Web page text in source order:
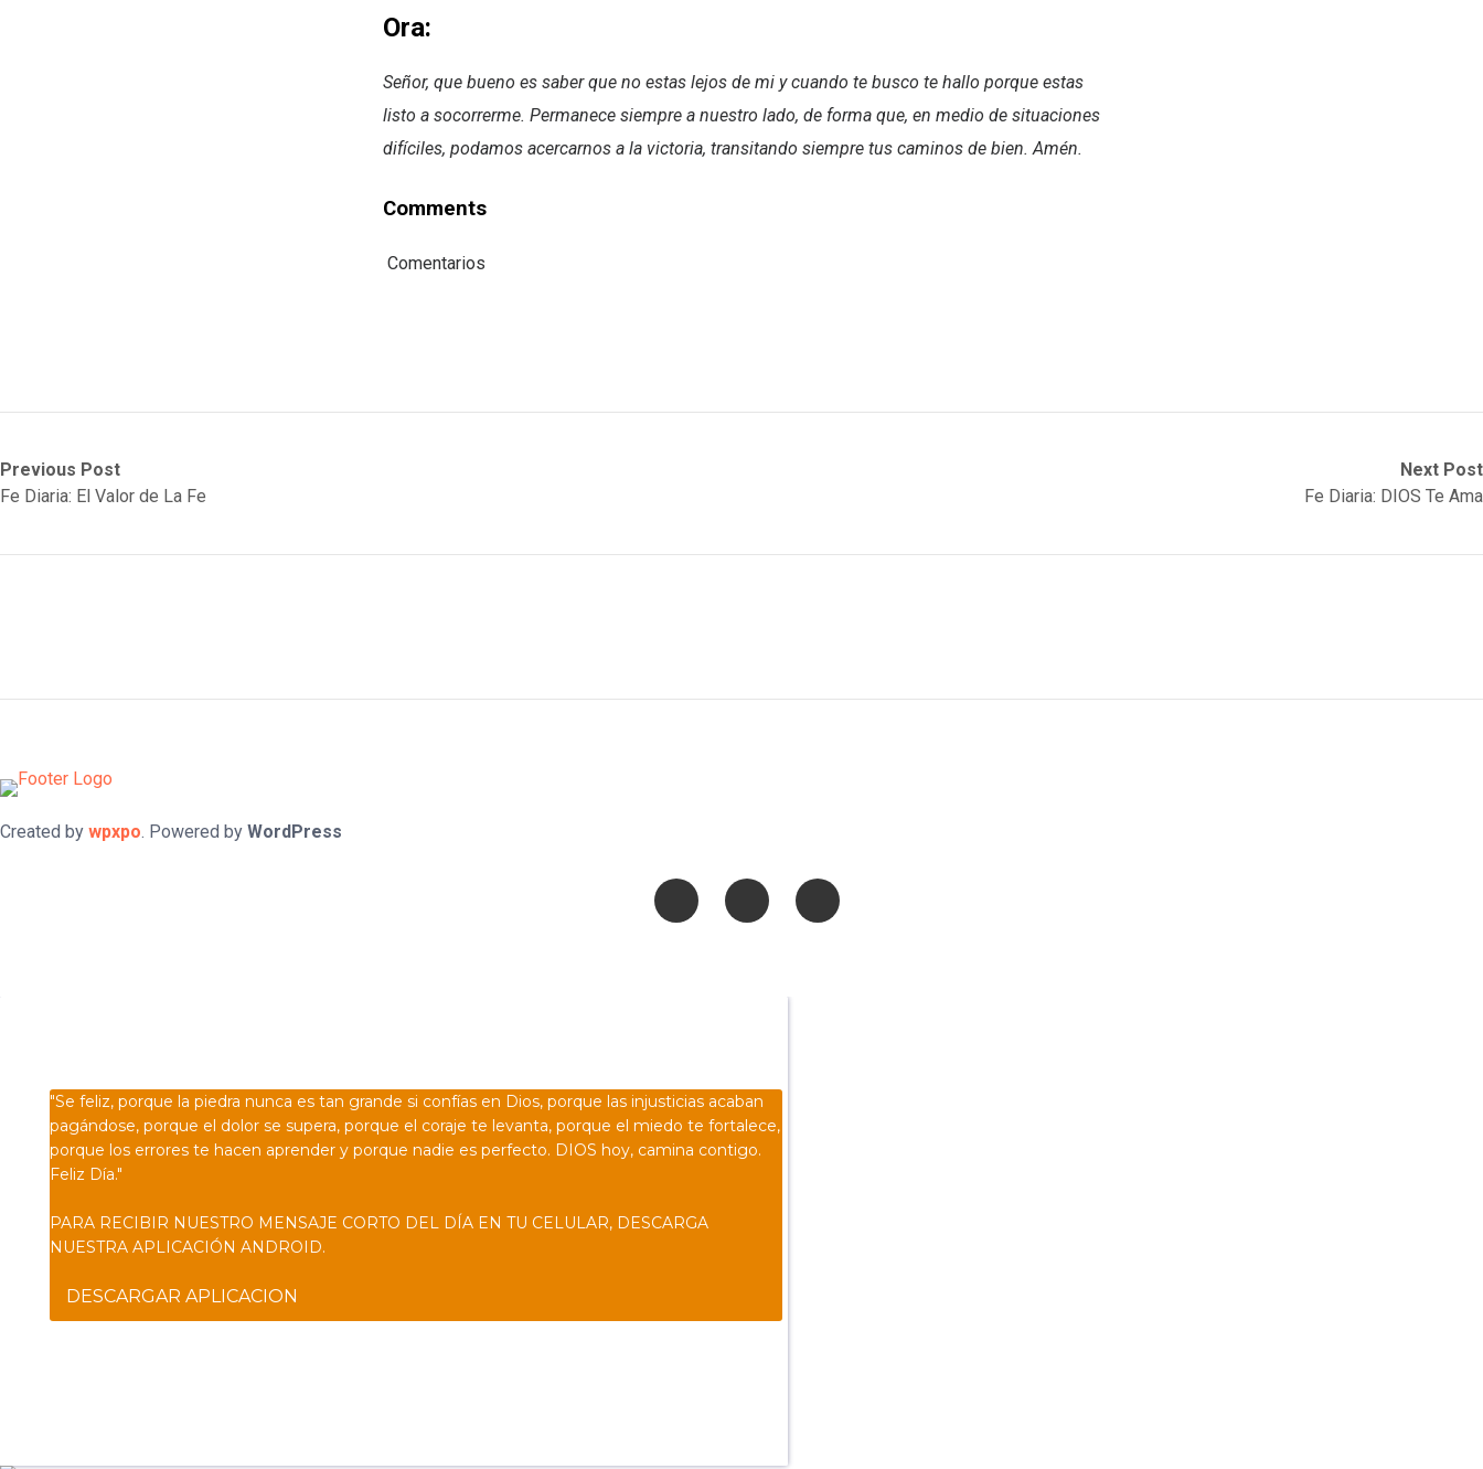
Ora:
Señor, que bueno es saber que no estas lejos de mi y cuando te busco te hallo porque estas
listo a socorrerme. Permanece siempre a nuestro lado, de forma que, en medio de situaciones
difíciles, podamos acercarnos a la victoria, transitando siempre tus caminos de bien. Amén.
Comments
Comentarios
Post
navigation
Previous Post
Previous
post:
Fe Diaria: El Valor de La Fe
Next Post
Next
post:
Fe Diaria: DIOS Te Ama
Created by wpxpo. Powered by WordPress
"Se feliz, porque la piedra nunca es tan grande si confías en Dios, porque las injusticias acaban
pagándose, porque el dolor se supera, porque el coraje te levanta, porque el miedo te fortalece,
porque los errores te hacen aprender y porque nadie es perfecto. DIOS hoy, camina contigo.
Feliz Día."
PARA RECIBIR NUESTRO MENSAJE CORTO DEL DÍA EN TU CELULAR, DESCARGA
NUESTRA APLICACIÓN ANDROID.
DESCARGAR APLICACION